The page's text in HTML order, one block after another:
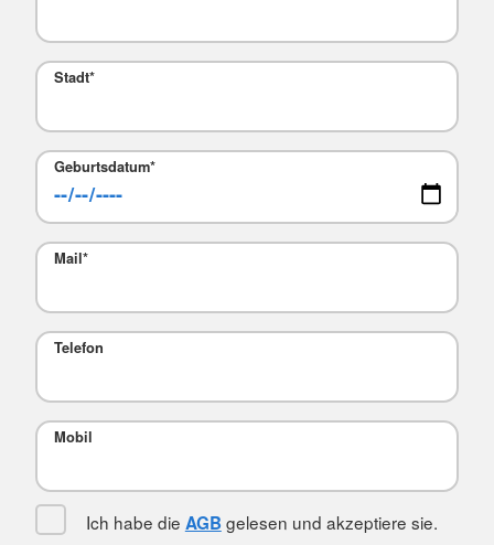
Stadt*
Geburtsdatum*
Mail*
Telefon
Mobil
Ich habe die AGB gelesen und akzeptiere sie.